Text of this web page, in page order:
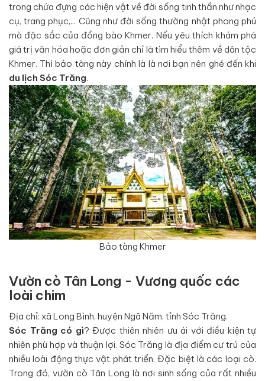
trong chứa đựng các hiện vật về đời sống tinh thần như nhạc
cụ, trang phục,... Cũng như đời sống thường nhật phong phú
mà đặc sắc của đồng bào Khmer. Nếu yêu thích khám phá
giá trị văn hóa hoặc đơn giản chỉ là tìm hiểu thêm về dân tộc
Khmer. Thì bảo tàng này chính là là nơi bạn nên ghé đến khi
du lịch Sóc Trăng.
Bảo tàng Khmer
Vườn cò Tân Long - Vương quốc các
loài chim
Địa chỉ: xã Long Bình, huyện Ngã Năm, tỉnh Sóc Trăng.
Sóc Trăng có gì? Được thiên nhiên ưu ái với điều kiện tự
nhiên phù hợp và thuận lợi. Sóc Trăng là địa điểm cư trú của
nhiều loài động thực vật phát triển. Đặc biệt là các loại cò.
Trong đó, vườn cò Tân Long là nơi sinh sống của rất nhiều